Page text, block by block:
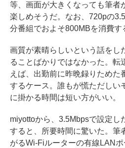
等、画面が大きくなっても筆者
楽しめそうだ。なお、720pの
分番組でおよそ800MBを消費す
画質が素晴らしいという話をし
ることばかりではなかった。転
えば、出勤前に昨晩録りためた
するケース。誰もが慌ただしい
に掛かる時間は短い方がいい。
miyottoから、3.5Mbpsで設定し
すると、所要時間に驚いた。筆
がるWi-Fiルーターの有線LAN